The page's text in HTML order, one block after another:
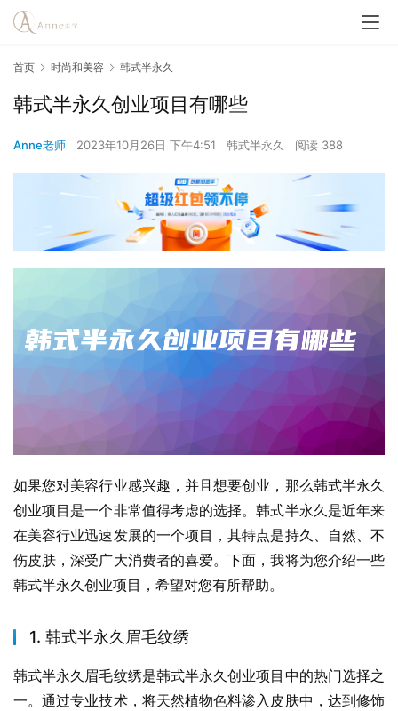
首页 时尚和美容 韩式半永久
韩式半永久创业项目有哪些
Anne老师 2023年10月26日 下午4:51 韩式半永久 阅读 388
如果您对美容行业感兴趣，并且想要创业，那么韩式半永久
创业项目是一个非常值得考虑的选择。韩式半永久是近年来
在美容行业迅速发展的一个项目，其特点是持久、自然、不
伤皮肤，深受广大消费者的喜爱。下面，我将为您介绍一些
韩式半永久创业项目，希望对您有所帮助。
1. 韩式半永久眉毛纹绣
韩式半永久眉毛纹绣是韩式半永久创业项目中的热门选择之
一。通过专业技术，将天然植物色料渗入皮肤中，达到修饰